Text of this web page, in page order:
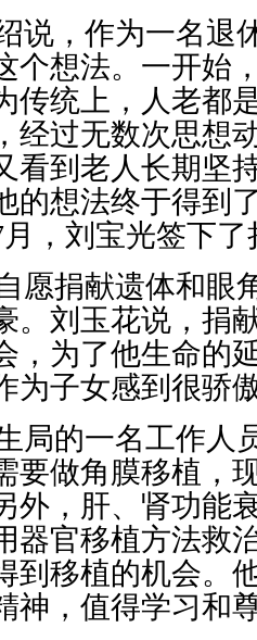
说，作为一名退
个想法。一开始
传统上，人老都
经过无数次思想
看到老人长期坚
的想法终于得到
月，刘宝光签下
愿捐献遗体和眼
。刘玉花说，捐
，为了他生命的
为子女感到很骄
局的一名工作人
要做角膜移植，
外，肝、肾功能
器官移植方法救
到移植的机会。
神，值得学习和